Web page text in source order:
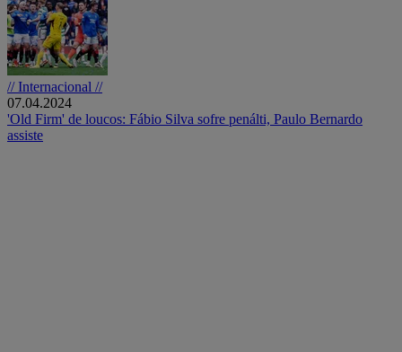
// Internacional //
07.04.2024
'Old Firm' de loucos: Fábio Silva sofre penálti, Paulo Bernardo
assiste